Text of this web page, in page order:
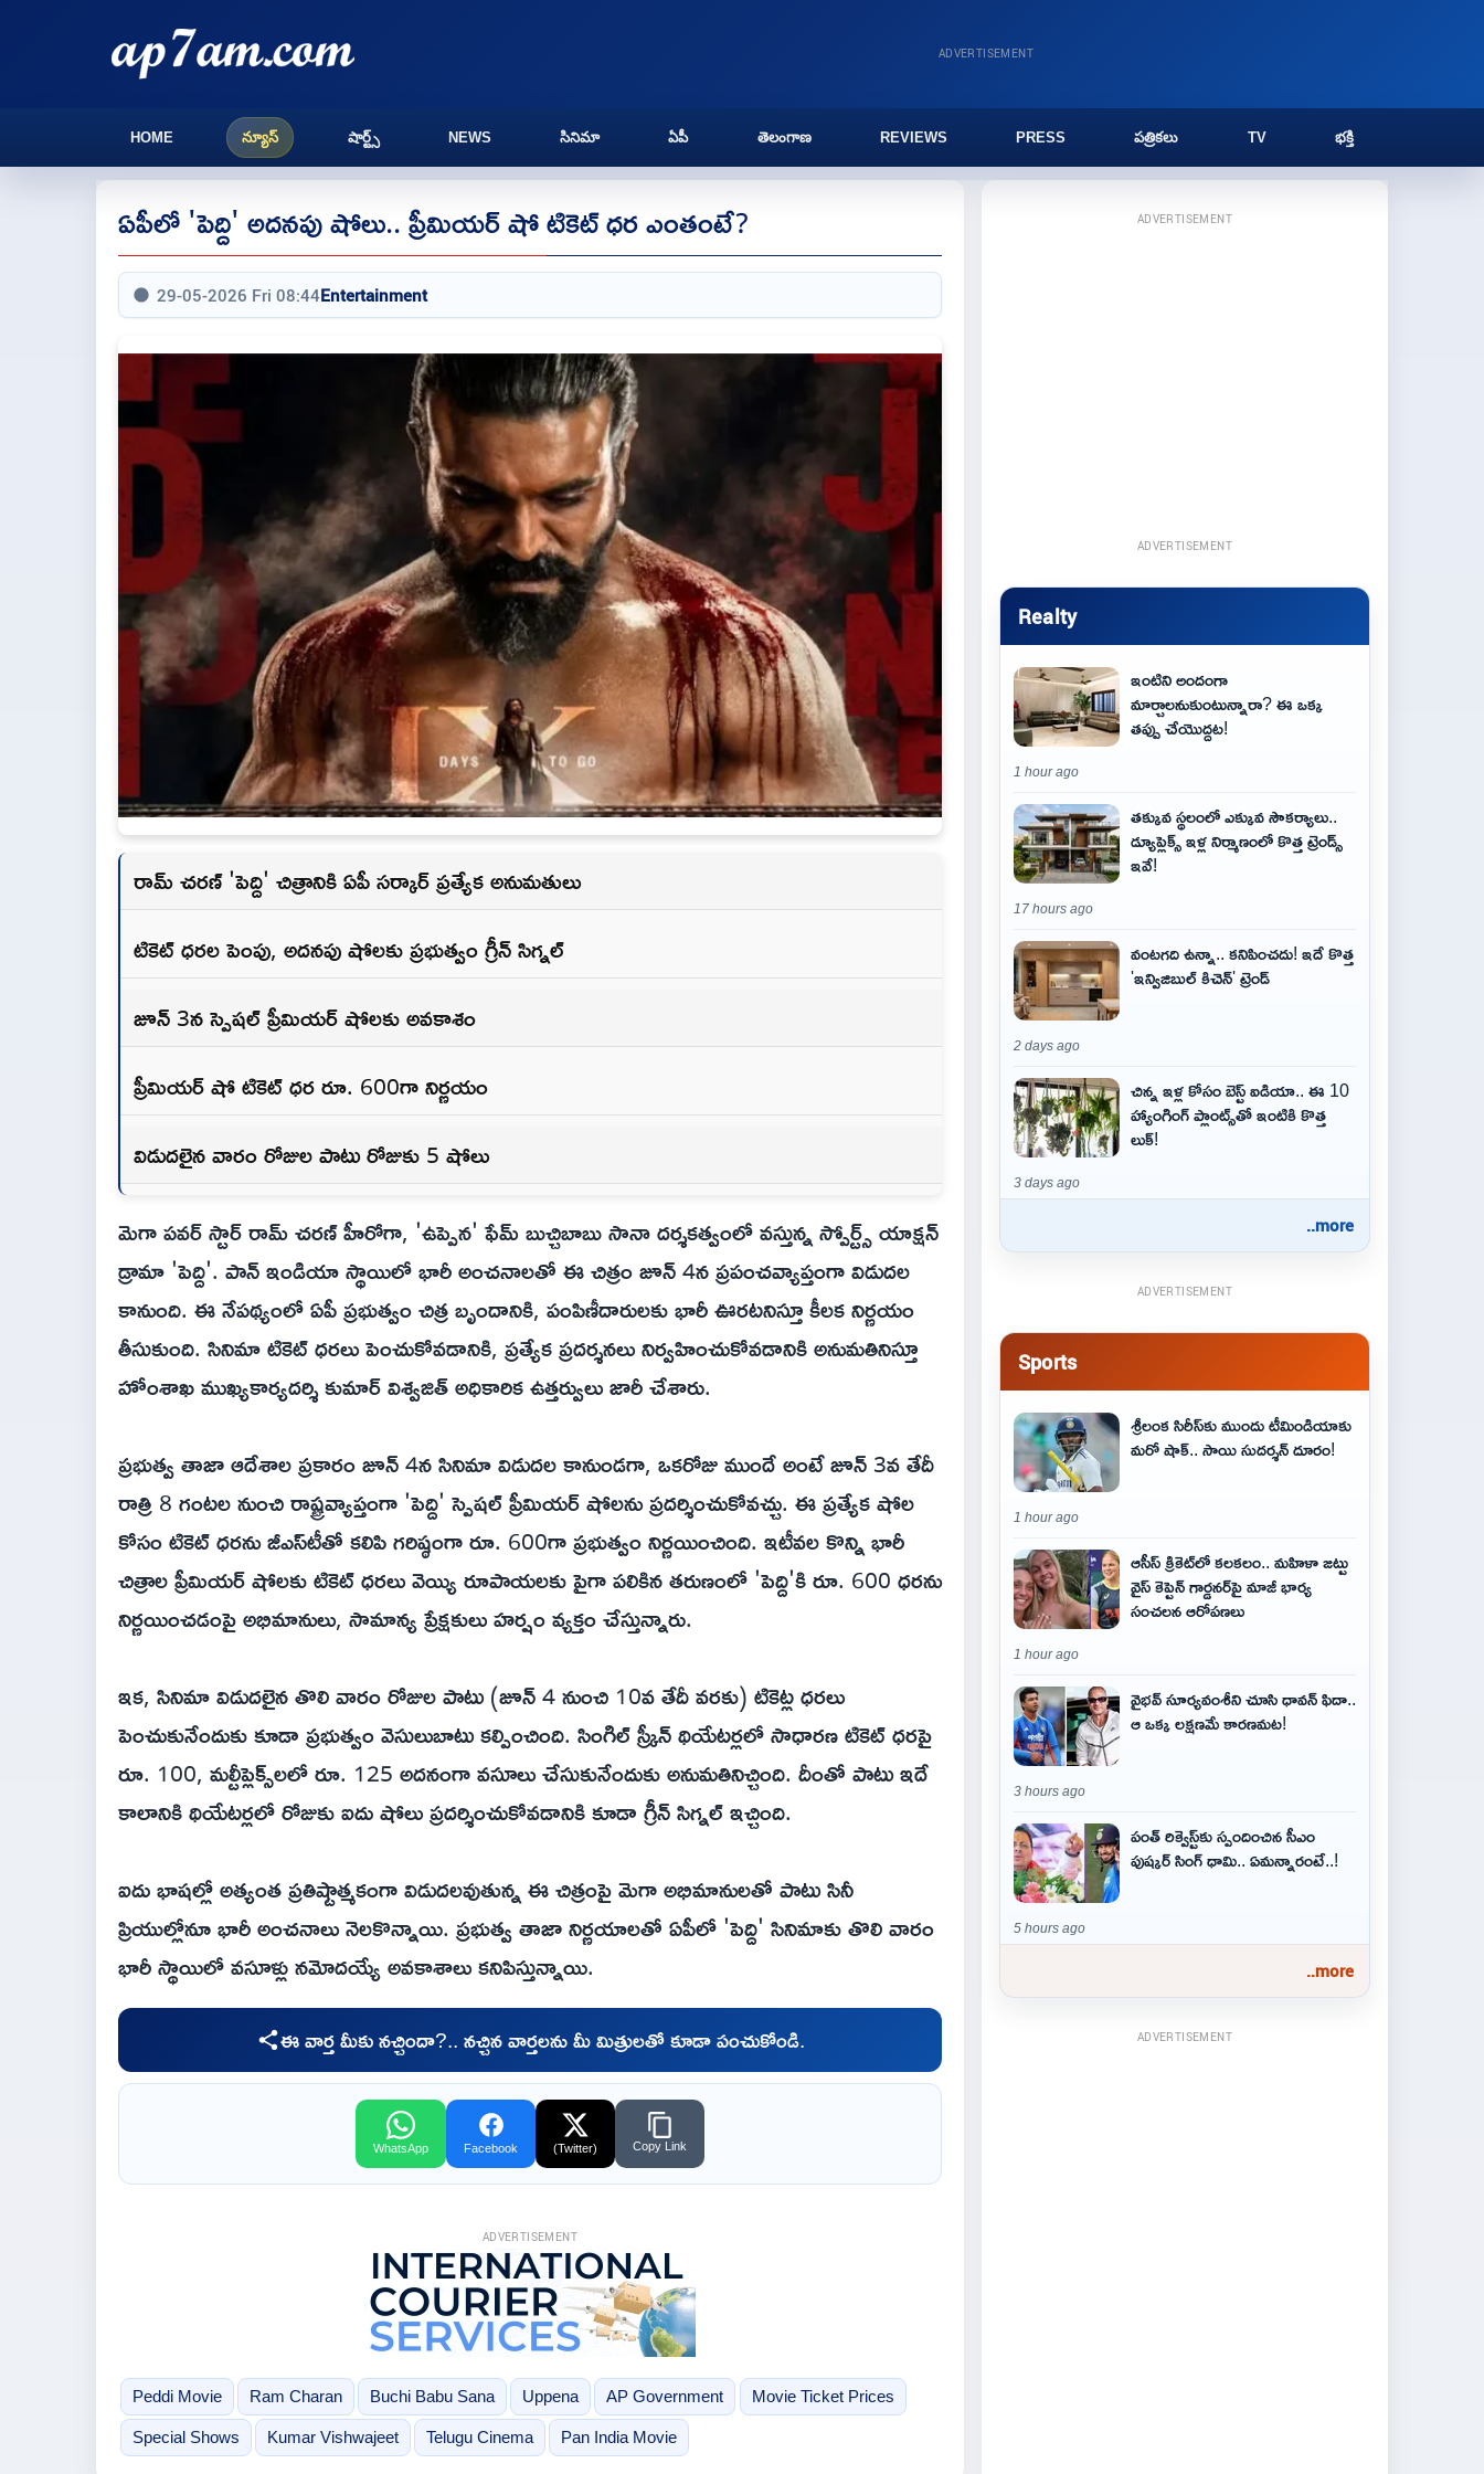
ADVERTISEMENT
HOME న్యూస్ షార్ట్స్ NEWS సినిమా ఏపీ తెలంగాణ REVIEWS PRESS పత్రికలు TV భక్తి
ఏపీలో 'పెద్ది' అదనపు షోలు.. ప్రీమియర్ షో టికెట్ ధర ఎంతంటే?
29-05-2026 Fri 08:44Entertainment
రామ్ చరణ్ 'పెద్ది' చిత్రానికి ఏపీ సర్కార్ ప్రత్యేక అనుమతులు
టికెట్ ధరల పెంపు, అదనపు షోలకు ప్రభుత్వం గ్రీన్ సిగ్నల్
జూన్ 3న స్పెషల్ ప్రీమియర్ షోలకు అవకాశం
ప్రీమియర్ షో టికెట్ ధర రూ. 600గా నిర్ణయం
విడుదలైన వారం రోజుల పాటు రోజుకు 5 షోలు
మెగా పవర్ స్టార్ రామ్ చరణ్ హీరోగా, 'ఉప్పెన' ఫేమ్ బుచ్చిబాబు సానా దర్శకత్వంలో వస్తున్న స్పోర్ట్స్ యాక్షన్
డ్రామా 'పెద్ది'. పాన్ ఇండియా స్థాయిలో భారీ అంచనాలతో ఈ చిత్రం జూన్ 4న ప్రపంచవ్యాప్తంగా విడుదల
కానుంది. ఈ నేపథ్యంలో ఏపీ ప్రభుత్వం చిత్ర బృందానికి, పంపిణీదారులకు భారీ ఊరటనిస్తూ కీలక నిర్ణయం
తీసుకుంది. సినిమా టికెట్ ధరలు పెంచుకోవడానికి, ప్రత్యేక ప్రదర్శనలు నిర్వహించుకోవడానికి అనుమతినిస్తూ
హోంశాఖ ముఖ్యకార్యదర్శి కుమార్ విశ్వజిత్ అధికారిక ఉత్తర్వులు జారీ చేశారు.
ప్రభుత్వ తాజా ఆదేశాల ప్రకారం జూన్ 4న సినిమా విడుదల కానుండగా, ఒకరోజు ముందే అంటే జూన్ 3వ తేదీ
రాత్రి 8 గంటల నుంచి రాష్ట్రవ్యాప్తంగా 'పెద్ది' స్పెషల్ ప్రీమియర్ షోలను ప్రదర్శించుకోవచ్చు. ఈ ప్రత్యేక షోల
కోసం టికెట్ ధరను జీఎస్‌టీతో కలిపి గరిష్ఠంగా రూ. 600గా ప్రభుత్వం నిర్ణ‌యించింది. ఇటీవల కొన్ని భారీ
చిత్రాల ప్రీమియర్ షోలకు టికెట్ ధరలు వెయ్యి రూపాయలకు పైగా పలికిన తరుణంలో 'పెద్ది'కి రూ. 600 ధరను
నిర్ణయించడంపై అభిమానులు, సామాన్య ప్రేక్షకులు హర్షం వ్యక్తం చేస్తున్నారు.
ఇక, సినిమా విడుదలైన తొలి వారం రోజుల పాటు (జూన్ 4 నుంచి 10వ తేదీ వరకు) టికెట్ల ధరలు
పెంచుకునేందుకు కూడా ప్రభుత్వం వెసులుబాటు కల్పించింది. సింగిల్ స్క్రీన్ థియేటర్లలో సాధారణ టికెట్ ధరపై
రూ. 100, మల్టీప్లెక్స్‌లలో రూ. 125 అదనంగా వసూలు చేసుకునేందుకు అనుమతినిచ్చింది. దీంతో పాటు ఇదే
కాలానికి థియేటర్లలో రోజుకు ఐదు షోలు ప్రదర్శించుకోవడానికి కూడా గ్రీన్ సిగ్నల్ ఇచ్చింది.
ఐదు భాషల్లో అత్యంత ప్రతిష్టాత్మకంగా విడుదలవుతున్న ఈ చిత్రంపై మెగా అభిమానులతో పాటు సినీ
ప్రియుల్లోనూ భారీ అంచనాలు నెలకొన్నాయి. ప్రభుత్వ తాజా నిర్ణయాలతో ఏపీలో 'పెద్ది' సినిమాకు తొలి వారం
భారీ స్థాయిలో వసూళ్లు నమోదయ్యే అవకాశాలు కనిపిస్తున్నాయి.
ఈ వార్త మీకు నచ్చిందా?.. నచ్చిన వార్తలను మీ మిత్రులతో కూడా పంచుకోండి.
WhatsApp Facebook (Twitter) Copy Link
ADVERTISEMENT
Peddi Movie Ram Charan Buchi Babu Sana Uppena AP Government Movie Ticket Prices
Special Shows Kumar Vishwajeet Telugu Cinema Pan India Movie
ADVERTISEMENT
ADVERTISEMENT
Realty
ఇంటిని అందంగా
మార్చాలనుకుంటున్నారా? ఈ ఒక్క
తప్పు చేయొద్దట!
1 hour ago
తక్కువ స్థలంలో ఎక్కువ సౌకర్యాలు..
డ్యూప్లెక్స్ ఇళ్ల నిర్మాణంలో కొత్త ట్రెండ్స్
ఇవే!
17 hours ago
వంటగది ఉన్నా.. కనిపించదు! ఇదే కొత్త
'ఇన్విజిబుల్ కిచెన్' ట్రెండ్
2 days ago
చిన్న ఇళ్ల కోసం బెస్ట్ ఐడియా.. ఈ 10
హ్యాంగింగ్ ప్లాంట్స్‌తో ఇంటికి కొత్త
లుక్!
3 days ago
..more
ADVERTISEMENT
Sports
శ్రీలంక సిరీస్‌కు ముందు టీమిండియాకు
మరో షాక్‌.. సాయి సుదర్శన్‌ దూరం!
1 hour ago
ఆసీస్ క్రికెట్‌లో కలకలం.. మహిళా జట్టు
వైస్ కెప్టెన్ గార్డనర్‌పై మాజీ భార్య
సంచలన ఆరోపణలు
1 hour ago
వైభవ్‌ సూర్యవంశీని చూసి ధావన్‌ ఫిదా..
ఆ ఒక్క లక్షణమే కారణమట!
3 hours ago
పంత్ రిక్వెస్ట్‌కు స్పందించిన సీఎం
పుష్కర్ సింగ్ ధామి.. ఏమ‌న్నారంటే..!
5 hours ago
..more
ADVERTISEMENT